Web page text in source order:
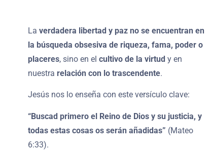
La verdadera libertad y paz no se encuentran en
la búsqueda obsesiva de riqueza, fama, poder o
placeres, sino en el cultivo de la virtud y en
nuestra relación con lo trascendente.
Jesús nos lo enseña con este versículo clave:
“Buscad primero el Reino de Dios y su justicia, y
todas estas cosas os serán añadidas” (Mateo
6:33).